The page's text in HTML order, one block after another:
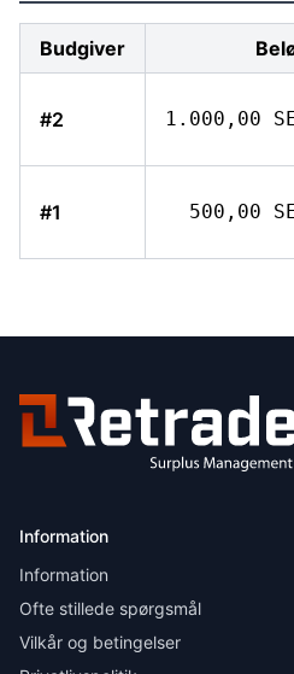
Budgiver
#2 1.000,00
#1 500,00
Information
Information
Ofte stillede spørgsmål
Vilkår og betingelser